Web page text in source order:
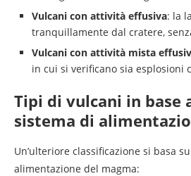
Vulcani con attività effusiva: la
tranquillamente dal cratere,
Vulcani con attività mista
in cui si verificano sia esplosioni
Tipi di vulcani in base
sistema di
Un’ulteriore classificazione si basa
alimentazione del magma: